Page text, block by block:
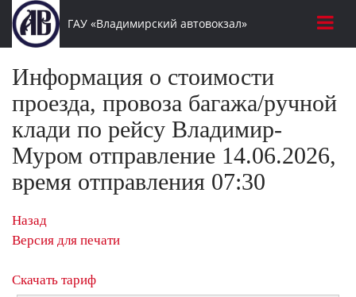
ГАУ «Владимирский автовокзал»
Информация о стоимости
проезда, провоза багажа/ручной
клади по рейсу Владимир-
Муром отправление 14.06.2026,
время отправления 07:30
Назад
Версия для печати
Скачать тариф